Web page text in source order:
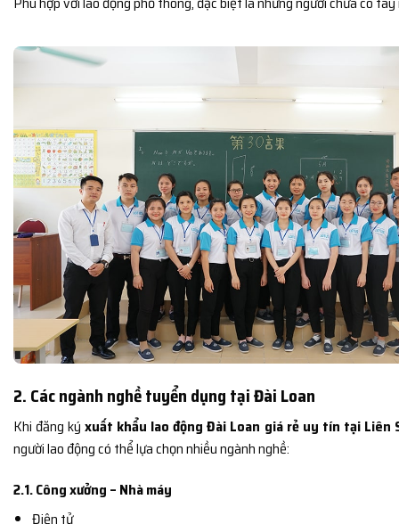
2. Các ngành nghề tuyển dụng tại Đài Loan
Khi đăng kýxuất khẩu lao động Đài Loan giá rẻ uy tín tại Liên
người lao động có thể lựa chọn nhiều ngành nghề:
2.1. Công xưởng – Nhà máy
Điện tử